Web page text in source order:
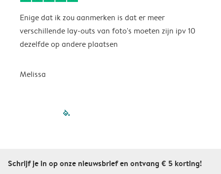
Enige dat ik zou aanmerken is dat er meer
verschillende lay-outs van foto's moeten zijn ipv 10
dezelfde op andere plaatsen
Melissa
filled-pagination
Schrijf je in op onze nieuwsbrief en ontvang € 5 korting!